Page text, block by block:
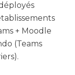
+ Moodle
(Teams